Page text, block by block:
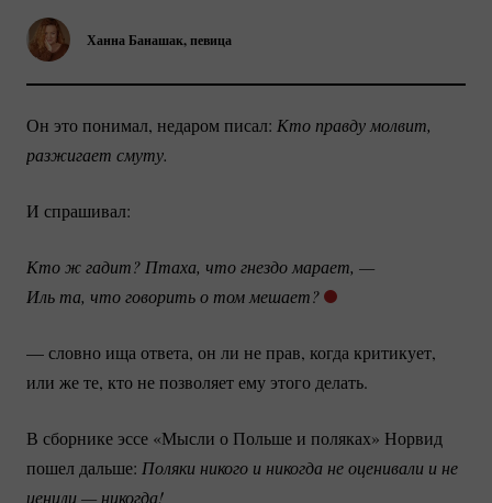
Ханна Банашак, певица
Он это понимал, недаром писал: Кто правду молвит,
разжигает смуту.
И спрашивал:
Кто ж гадит? Птаха, что гнездо марает, —
Иль та, что говорить о том мешает?
— словно ища ответа, он ли не прав, когда критикует,
или же те, кто не позволяет ему этого делать.
В сборнике эссе «Мысли о Польше и поляках» Норвид
пошел дальше: Поляки никого и никогда не оценивали и не
ценили — никогда!